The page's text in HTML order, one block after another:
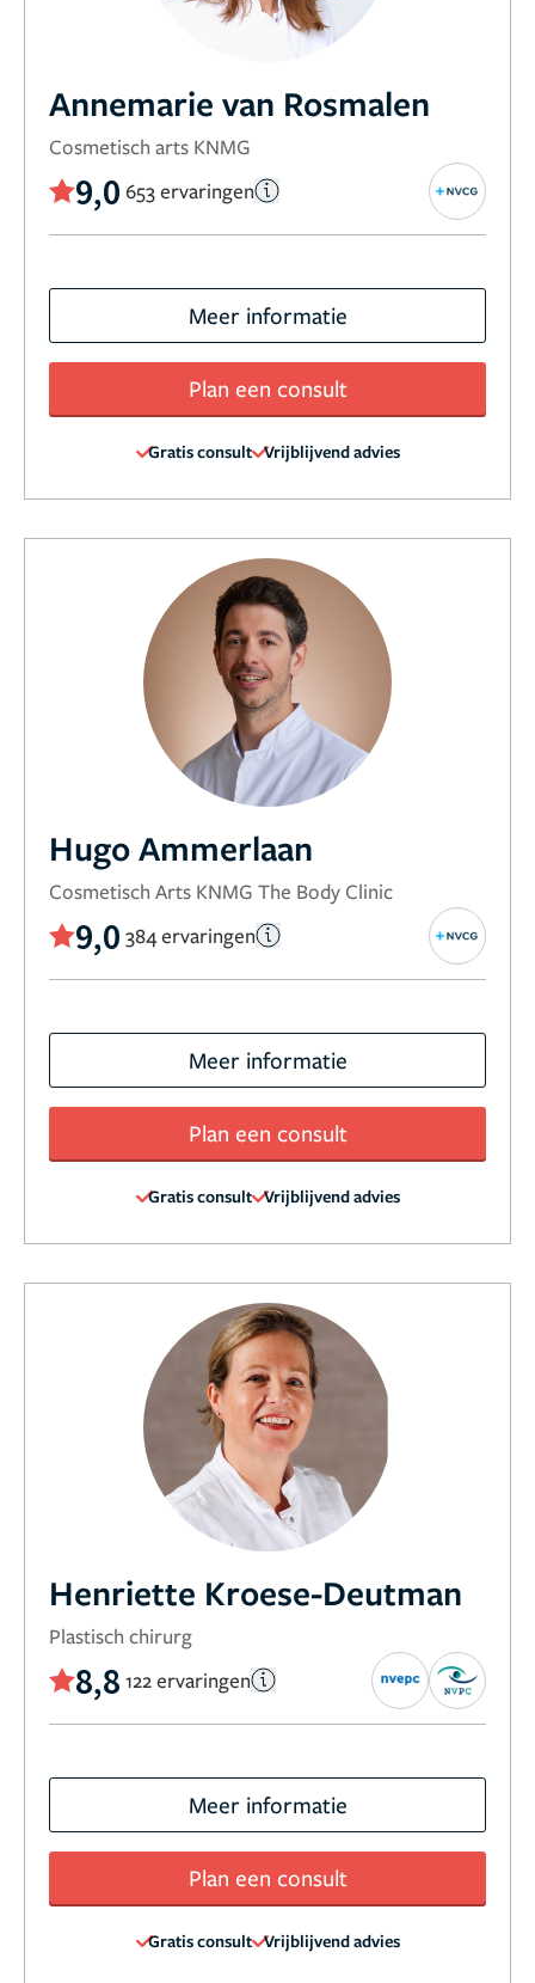
Annemarie van Rosmalen
Cosmetisch arts KNMG
9,0 653 ervaringen
Meer informatie
Plan een consult
Gratis consult Vrijblijvend advies
Hugo Ammerlaan
Cosmetisch Arts KNMG The Body Clinic
9,0 384 ervaringen
Meer informatie
Plan een consult
Gratis consult Vrijblijvend advies
Henriette Kroese-Deutman
Plastisch chirurg
8,8 122 ervaringen
Meer informatie
Plan een consult
Gratis consult Vrijblijvend advies